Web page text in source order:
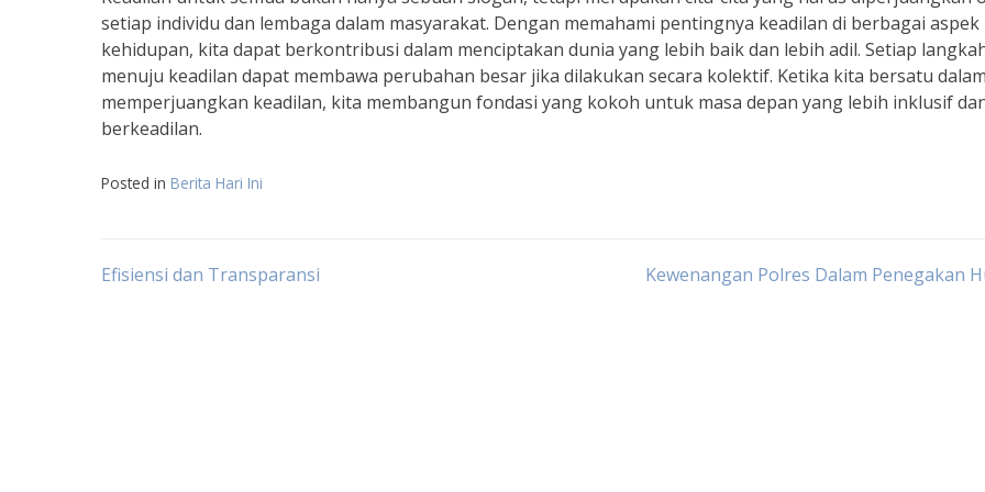
setiap individu dan lembaga dalam masyarakat. Dengan memahami pentingnya keadilan di berbagai aspek
kehidupan, kita dapat berkontribusi dalam menciptakan dunia yang lebih baik dan lebih adil. Setiap
menuju keadilan dapat membawa perubahan besar jika dilakukan secara kolektif. Ketika kita bersatu dalam
memperjuangkan keadilan, kita membangun fondasi yang kokoh untuk masa depan yang lebih inklusif
berkeadilan.
Posted in Berita Hari Ini
Post
Efisiensi dan Transparansi Kewenangan Polres Dalam Penegakan